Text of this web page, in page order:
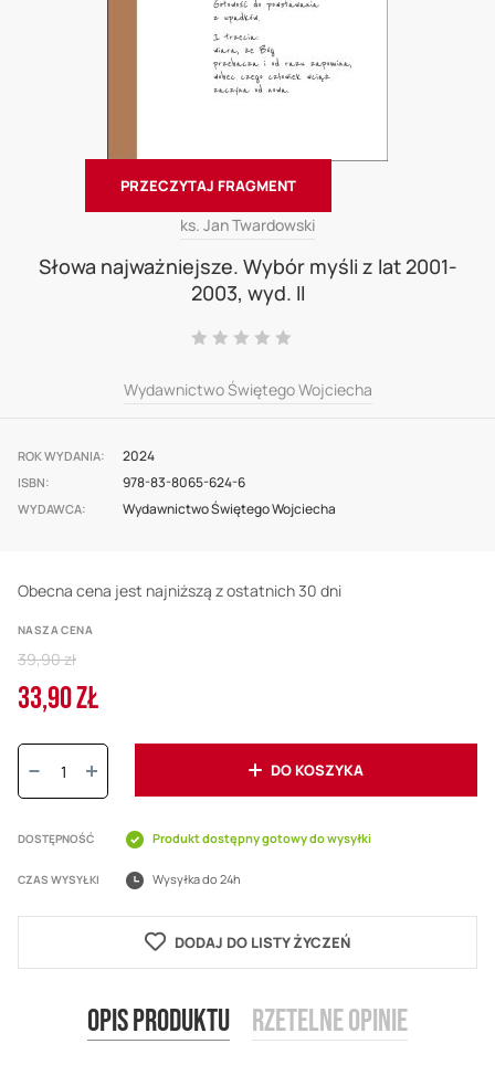
PRZECZYTAJ FRAGMENT
gallery
ks. Jan Twardowski
Słowa najważniejsze. Wybór myśli z lat 2001-
2003, wyd. II
Ocena:
Wydawnictwo Świętego Wojciecha
ROK WYDANIA 2024
ISBN 978-83-8065-624-6
WYDAWCA Wydawnictwo Świętego Wojciecha
Obecna cena jest najniższą z ostatnich 30 dni
NASZA CENA
Cena
33,90 ZŁ
Regular
Price
39,90 zł
Ilość:
DO KOSZYKA
DOSTĘPNOŚĆ Produkt dostępny gotowy do wysyłki
CZAS WYSYŁKI Wysyłka do 24h
DODAJ DO LISTY ŻYCZEŃ
Opis produktu
Rzetelne opinie